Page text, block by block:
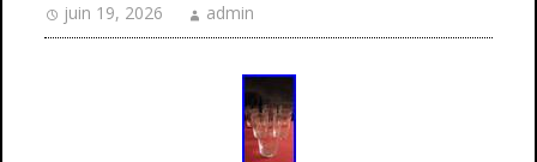
juin 19, 2026 admin